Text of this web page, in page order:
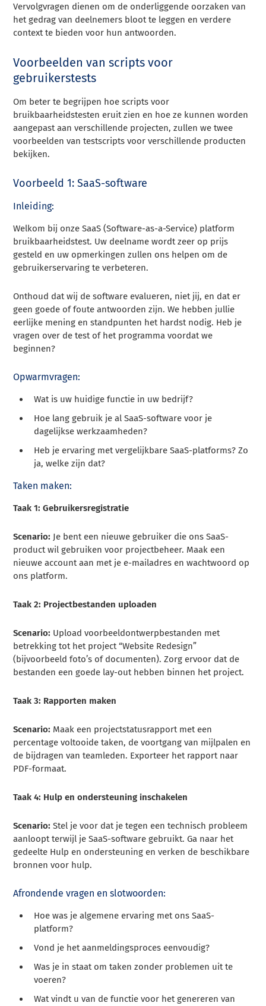
Vervolgvragen dienen om de onderliggende oorzaken van
het gedrag van deelnemers bloot te leggen en verdere
context te bieden voor hun antwoorden.
Voorbeelden van scripts voor
gebruikerstests
Om beter te begrijpen hoe scripts voor
bruikbaarheidstesten eruit zien en hoe ze kunnen worden
aangepast aan verschillende projecten, zullen we twee
voorbeelden van testscripts voor verschillende producten
bekijken.
Voorbeeld 1: SaaS-software
Inleiding:
Welkom bij onze SaaS (Software-as-a-Service) platform
bruikbaarheidstest. Uw deelname wordt zeer op prijs
gesteld en uw opmerkingen zullen ons helpen om de
gebruikerservaring te verbeteren.
Onthoud dat wij de software evalueren, niet jij, en dat er
geen goede of foute antwoorden zijn. We hebben jullie
eerlijke mening en standpunten het hardst nodig. Heb je
vragen over de test of het programma voordat we
beginnen?
Opwarmvragen:
Wat is uw huidige functie in uw bedrijf?
Hoe lang gebruik je al SaaS-software voor je
dagelijkse werkzaamheden?
Heb je ervaring met vergelijkbare SaaS-platforms? Zo
ja, welke zijn dat?
Taken maken:
Taak 1: Gebruikersregistratie
Scenario: Je bent een nieuwe gebruiker die ons SaaS-
product wil gebruiken voor projectbeheer. Maak een
nieuwe account aan met je e-mailadres en wachtwoord op
ons platform.
Taak 2: Projectbestanden uploaden
Scenario: Upload voorbeeldontwerpbestanden met
betrekking tot het project “Website Redesign”
(bijvoorbeeld foto’s of documenten). Zorg ervoor dat de
bestanden een goede lay-out hebben binnen het project.
Taak 3: Rapporten maken
Scenario: Maak een projectstatusrapport met een
percentage voltooide taken, de voortgang van mijlpalen en
de bijdragen van teamleden. Exporteer het rapport naar
PDF-formaat.
Taak 4: Hulp en ondersteuning inschakelen
Scenario:Stel je voor dat je tegen een technisch probleem
aanloopt terwijl je SaaS-software gebruikt. Ga naar het
gedeelte Hulp en ondersteuning en verken de beschikbare
bronnen voor hulp.
Afrondende vragen en slotwoorden:
Hoe was je algemene ervaring met ons SaaS-
platform?
Vond je het aanmeldingsproces eenvoudig?
Was je in staat om taken zonder problemen uit te
voeren?
Wat vindt u van de functie voor het genereren van